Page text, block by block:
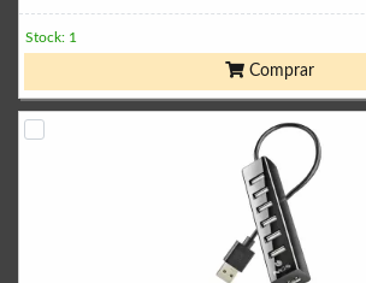
Stock: 1
Comprar